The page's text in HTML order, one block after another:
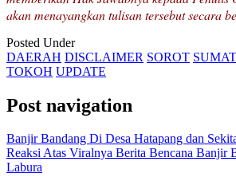
akan menayangkan tulisan tersebut secara
Posted Under
DAERAH DISCLAIMER SOROT
TOKOH UPDATE
Post navigation
Banjir Bandang Di Desa Hatapang dan
Reaksi Atas Viralnya Berita Bencana Banjir
Labura